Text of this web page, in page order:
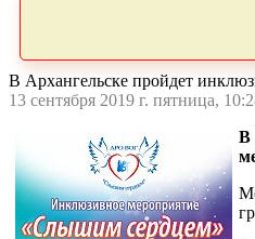
В Архангельске пройдет
13 сентября 2019 г. пятница,
В